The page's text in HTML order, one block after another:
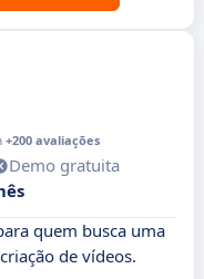
+200 avaliações
Demo gratuita
quem busca uma
de vídeos.